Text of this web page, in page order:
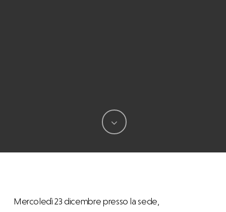
Mercoledì 23 dicembre presso la sede,